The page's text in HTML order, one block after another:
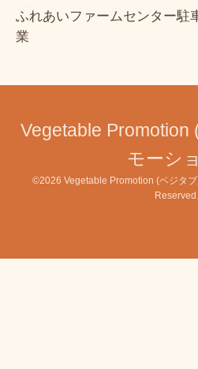
ふれあいファームセンター駐
業
Vegetable Promotion
モーシ
©2026 Vegetable Promotion (ベジタ
Reserved.